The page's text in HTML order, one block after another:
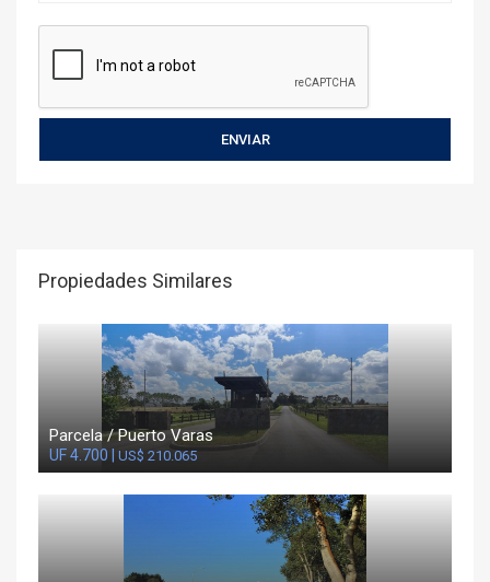
Propiedades Similares
Parcela / Puerto Varas
UF 4.700 | US$ 210.065